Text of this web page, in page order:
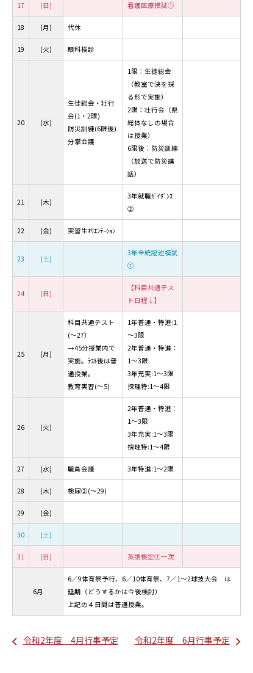
17 (日) 看護医療模試①
18 (月) 代休
19 (火) 眼科検診
20 (水)
生徒総会・壮行
会(1・2限)
防災訓練(6限後)
分掌会議
1限：生徒総会
（教室で決を採
る形で実施）
2限：壮行会（県
総体なしの場合
は授業）
6限後：防災訓練
（放送で防災講
話）
21 (木)
3年就職ｶﾞｲﾀﾞﾝｽ
②
22 (金) 実習生ｵﾘｴﾝﾃｰｼｮﾝ
23 (土)
3年全統記述模試
①
24 (日)
【科目共通テス
ト日程↓】
25 (月)
科目共通テスト
(～27）
→45分授業内で
実施。ﾃｽﾄ後は普
通授業。
教育実習(～5)
1年普通・特進:1
～3限
2年普通・特進：
1～3限
3年充実:1～3限
探理特:1～4限
26 (火)
2年普通・特進：
1～3限
3年充実:1～3限
探理特:1～4限
27 (水) 職員会議 3年特進:1～2限
28 (木) 検尿②(～29)
29 (金)
30 (土)
31 (日) 英語検定①一次
6月
6／9体育祭予行、6／10体育祭、7／1～2球技大会 は
延期（どうするかは今後検討）
上記の４日間は普通授業。
令和2年度 4月行事予定 令和2年度 6月行事予定